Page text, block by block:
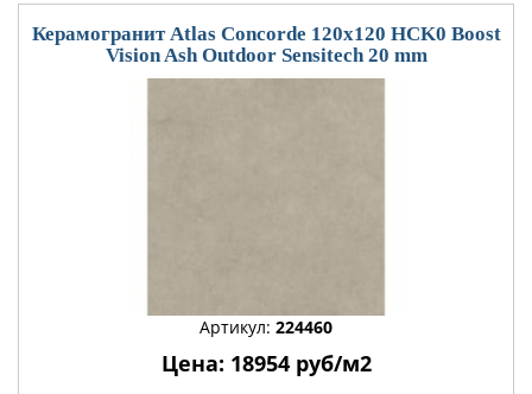
Керамогранит Atlas Concorde 120x120 HCK0 Boost
Vision Ash Outdoor Sensitech 20 mm
Артикул: 224460
Цена: 18954 руб/м2